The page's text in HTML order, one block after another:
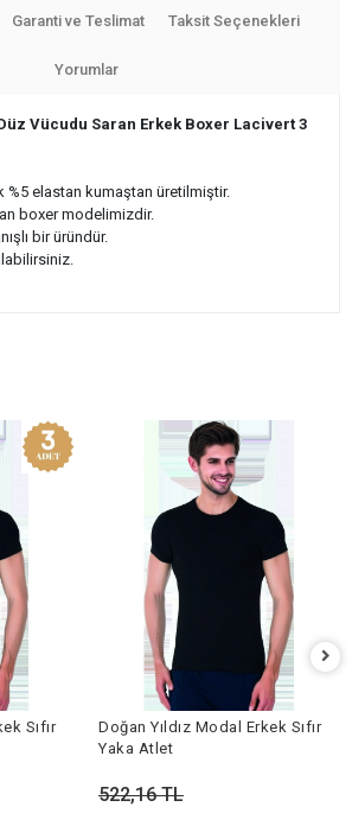
Garanti ve Teslimat Taksit Seçenekleri
Yorumlar
Vücudu Saran Erkek Boxer Lacivert 3
%5 elastan kumaştan üretilmiştir.
boxer modelimizdir.
bir üründür.
Sıfır
Doğan Yıldız Modal Erkek Sıfır
Yaka Atlet
522,16 TL